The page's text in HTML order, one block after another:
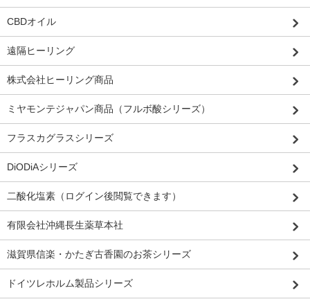
CBDオイル
遠隔ヒーリング
株式会社ヒーリング商品
ミヤモンテジャパン商品（フルボ酸シリーズ）
フラスカグラスシリーズ
DiODiAシリーズ
二酸化塩素（ログイン後閲覧できます）
有限会社沖縄長生薬草本社
滋賀県信楽・かたぎ古香園のお茶シリーズ
ドイツレホルム製品シリーズ